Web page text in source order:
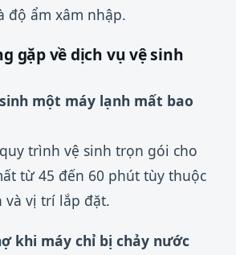
độ ẩm xâm nhập.
gặp về dịch vụ vệ sinh
một máy lạnh mất bao
trình vệ sinh trọn gói cho
từ 45 đến 60 phút tùy thuộc
và vị trí lắp đặt.
khi máy chỉ bị chảy nước